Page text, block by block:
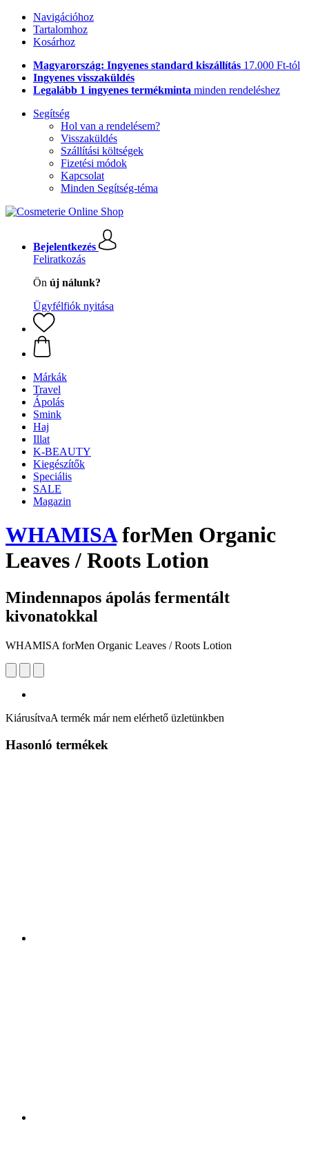
Navigációhoz
Tartalomhoz
Kosárhoz
Magyarország: Ingyenes standard kiszállítás 17.000 Ft-tól
Ingyenes visszaküldés
Legalább 1 ingyenes termékminta minden rendeléshez
Segítség
Hol van a rendelésem?
Visszaküldés
Szállítási költségek
Fizetési módok
Kapcsolat
Minden Segítség-téma
Bejelentkezés
Feliratkozás
Ön új nálunk?
Ügyfélfiók nyitása
Márkák
Travel
Ápolás
Smink
Haj
Illat
K-BEAUTY
Kiegészítők
Speciális
SALE
Magazin
WHAMISAforMen Organic
Leaves / Roots Lotion
Mindennapos ápolás fermentált
kivonatokkal
WHAMISA forMen Organic Leaves / Roots Lotion
KiárusítvaA termék már nem elérhető üzletünkben
Hasonló termékek